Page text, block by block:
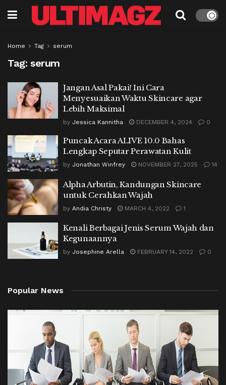
Home Tag serum
Tag: serum
Jangan Asal Pakai! Ini Cara
Menyesuaikan Waktu Skincare agar
Lebih Maksimal
by Jessica Kannitha DECEMBER 4, 2024 0
Puncak Acara ALIVE 10.0 Bahas
Lengkap Seputar Perawatan Kulit
by Jonathan Winfrey NOVEMBER 27, 2025 14
Alpha Arbutin, Kandungan Skincare
untuk Cerahkan Wajah
by Andia Christy MARCH 4, 2022 1
Kenali Berbagai Jenis Serum Wajah dan
Kegunaannya
by Josephine Arella FEBRUARY 14, 2022 0
Popular News